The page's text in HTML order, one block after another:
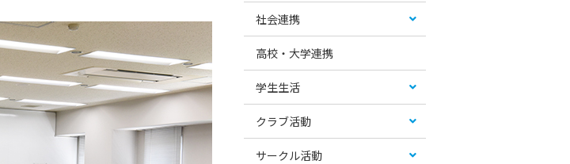
社会連携
高校・大学連携
学生生活
クラブ活動
サークル活動